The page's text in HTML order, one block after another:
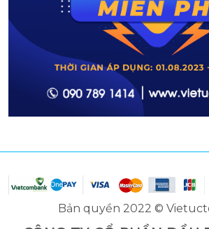
Bản quyền 2022 ©